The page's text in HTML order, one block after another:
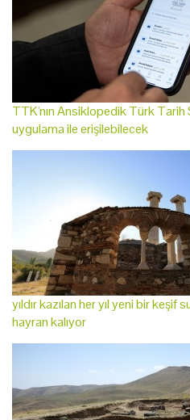
TTK'nın Ansiklopedik Türk Tarih
uygulama ile erişilebilecek
yıldır kazılan her yıl yeni bir keşif
hayran kalıyor